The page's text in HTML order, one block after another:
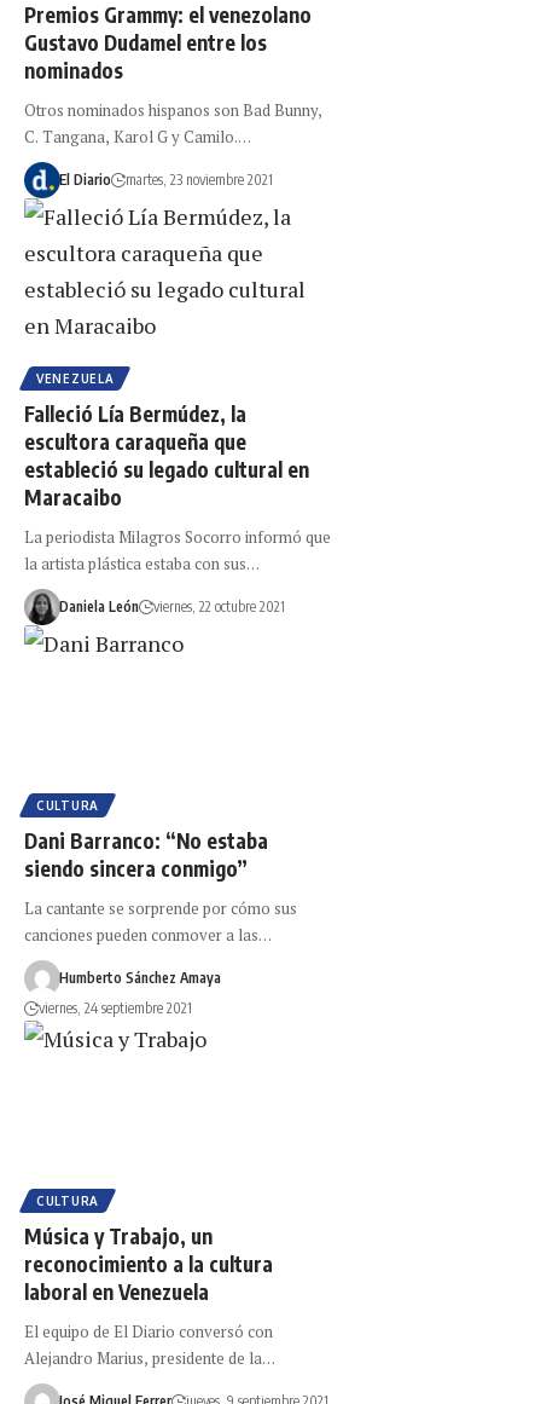
Premios Grammy: el venezolano
Gustavo Dudamel entre los
nominados
Otros nominados hispanos son Bad Bunny,
C. Tangana, Karol G y Camilo.…
El Diario martes, 23 noviembre 2021
VENEZUELA
Falleció Lía Bermúdez, la
escultora caraqueña que
estableció su legado cultural en
Maracaibo
La periodista Milagros Socorro informó que
la artista plástica estaba con sus…
Daniela León viernes, 22 octubre 2021
CULTURA
Dani Barranco: “No estaba
siendo sincera conmigo”
La cantante se sorprende por cómo sus
canciones pueden conmover a las…
Humberto Sánchez Amaya
viernes, 24 septiembre 2021
CULTURA
Música y Trabajo, un
reconocimiento a la cultura
laboral en Venezuela
El equipo de El Diario conversó con
Alejandro Marius, presidente de la…